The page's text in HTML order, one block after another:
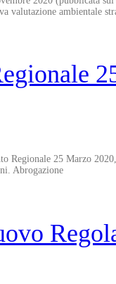
valutazione ambientale
Regionale 25 Marzo
Abrogazione